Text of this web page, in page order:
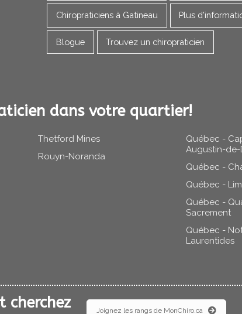
Chiropraticiens à Gatineau Plus
Blogue Trouvez un chiropraticien
dans votre quartier!
Thetford Mines
Rouyn-Noranda
Québec -
Augustin-de-
Québec -
Québec -
Québec -
Sacrement
Québec -
Laurentides
cherchez Joignez les rangs de MonChiro.ca